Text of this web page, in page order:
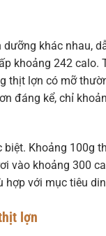
khác nhau,
khoảng 242 calo.
thịt lợn có mỡ
đáng kể, chỉ
Khoảng 100g
vào khoảng 300
hợp với mục tiêu
lợn